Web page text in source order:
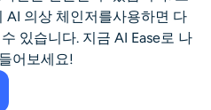
AI 의상 체인저를사용하면 다
있습니다. 지금 AI Ease로 나
어보세요!